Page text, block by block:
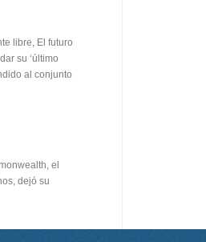
libre, El futuro
su ‘último
al conjunto
el
dejó su